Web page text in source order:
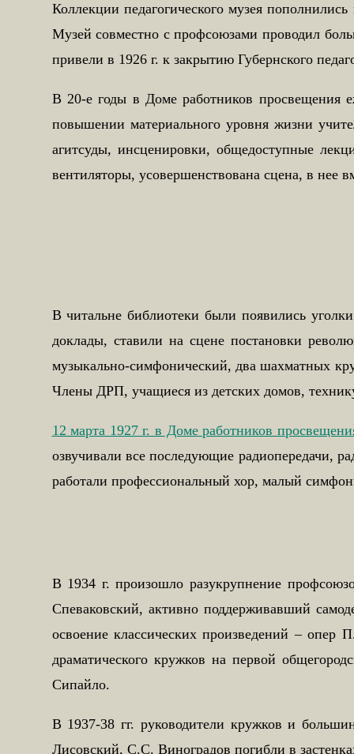
Коллекции педагогического музея
Музей совместно с профсоюзами проводил
привели в 1926 г. к закрытию Губернского
В 20-е годы в Доме работников просвещения
повышении материального уровня жизни
агитсуды, инсценировки, общедоступные
вентиляторы, усовершенствована сцена, в нее
В читальне библиотеки были появились
доклады, ставили на сцене постановки
музыкально-симфонический, два шахматных
Члены ДРП, учащиеся из детских домов,
12 марта 1927 г. в Доме работников
озвучивали все последующие радиопередачи,
работали профессиональный хор, малый
В 1934 г. произошло разукрупнение
Спеваковский, активно поддерживавший
освоение классических произведений –
драматического кружков на первой
Сипайло.
В 1937-38 гг. руководители кружков и
Лисовский, С.С. Виноградов погибли в